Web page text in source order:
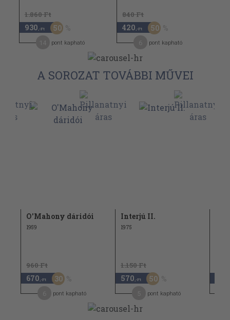
1.860 Ft
930 ,-Ft 50
pont kapható
840 Ft
420 ,-Ft 50
pont kapható
A SOROZAT TOVÁBBI MŰVEI
O'Mahony dáridói
1959
960 Ft
670 ,-Ft 30
pont kapható
Interjú II.
1975
1.150 Ft
570 ,-Ft 50
pont kapható